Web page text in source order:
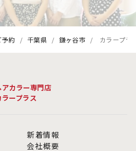
約 千葉県 鎌ヶ谷市 カラープラ
アカラー専門店
ープラス
新着情報
会社概要